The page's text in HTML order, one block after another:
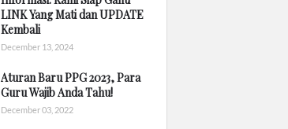
LINK Yang Mati dan UPDATE
Kembali
December 13, 2024
Aturan Baru PPG 2023, Para
Guru Wajib Anda Tahu!
December 03, 2022